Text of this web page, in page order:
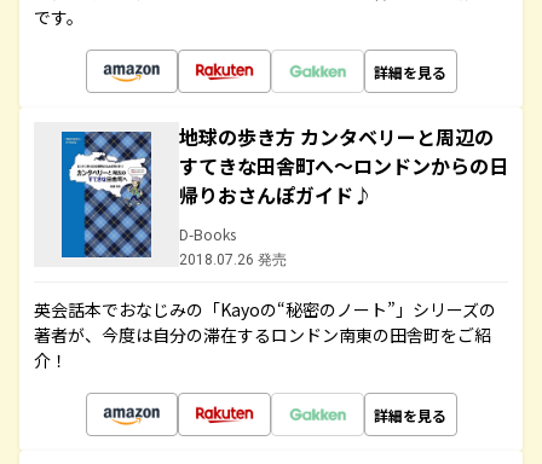
です。
詳細を見る
地球の歩き方 カンタベリーと周辺の
すてきな田舎町へ～ロンドンからの日
帰りおさんぽガイド♪
D-Books
2018.07.26 発売
英会話本でおなじみの「Kayoの“秘密のノート”」シリーズの
著者が、今度は自分の滞在するロンドン南東の田舎町をご紹
介！
詳細を見る